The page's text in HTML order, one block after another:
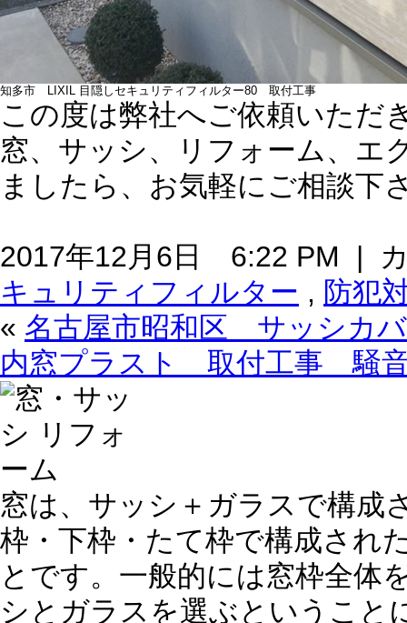
知多市 LIXIL 目隠しセキュリティフィルター80 取付工事
この度は弊社へご依頼いただ
窓、サッシ、リフォーム、エ
ましたら、お気軽にご相談下
2017年12月6日 6:22 PM |
キュリティフィルター , 防犯
« 名古屋市昭和区 サッシカ
内窓プラスト 取付工事 騒
窓は、サッシ＋ガラスで構成
枠・下枠・たて枠で構成され
とです。一般的には窓枠全体
シとガラスを選ぶということ